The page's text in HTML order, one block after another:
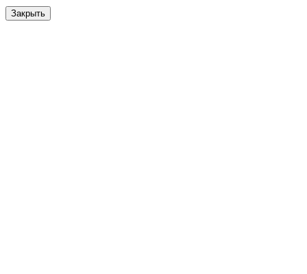
Закрыть